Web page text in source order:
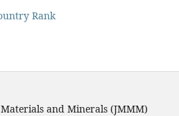
and Minerals (JMMM)